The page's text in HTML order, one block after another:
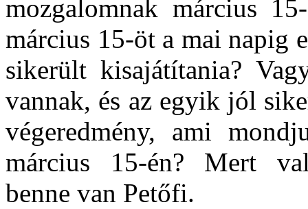
mozgalomnak március
március 15-öt a mai napig
sikerült kisajátítania?
vannak, és az egyik jól
végeredmény, ami
március 15-én? Mert
benne van Petőfi.